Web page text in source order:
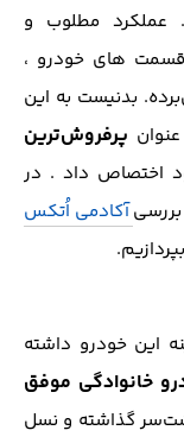
عملکرد مطلوب و
های خودرو ،
بدنیست به این
عنوان پرفروش‌ترین
اختصاص داد . در
آکادمی اُتکس
این خودرو داشته
خانوادگی موفق
گذاشته و نسل